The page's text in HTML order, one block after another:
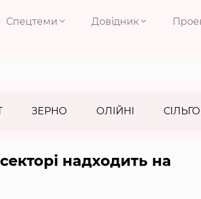
Спецтеми Довідник
ЗЕРНО ОЛІЙНІ
надходить на